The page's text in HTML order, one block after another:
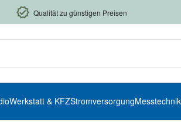
Qualität zu günstigen Preisen
Werkstatt & KFZStromversorgungMesstechnik